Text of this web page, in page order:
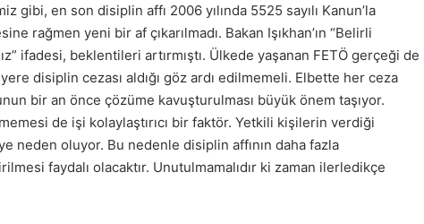
gibi, en son disiplin affı 2006 yılında 5525 sayılı Kanun’la
rağmen yeni bir af çıkarılmadı. Bakan Işıkhan’ın “Belirli
ifadesi, beklentileri artırmıştı. Ülkede yaşanan FETÖ gerçeği de
disiplin cezası aldığı göz ardı edilmemeli. Elbette her ceza
bir an önce çözüme kavuşturulması büyük önem taşıyor.
de işi kolaylaştırıcı bir faktör. Yetkili kişilerin verdiği
neden oluyor. Bu nedenle disiplin affının daha fazla
faydalı olacaktır. Unutulmamalıdır ki zaman ilerledikçe